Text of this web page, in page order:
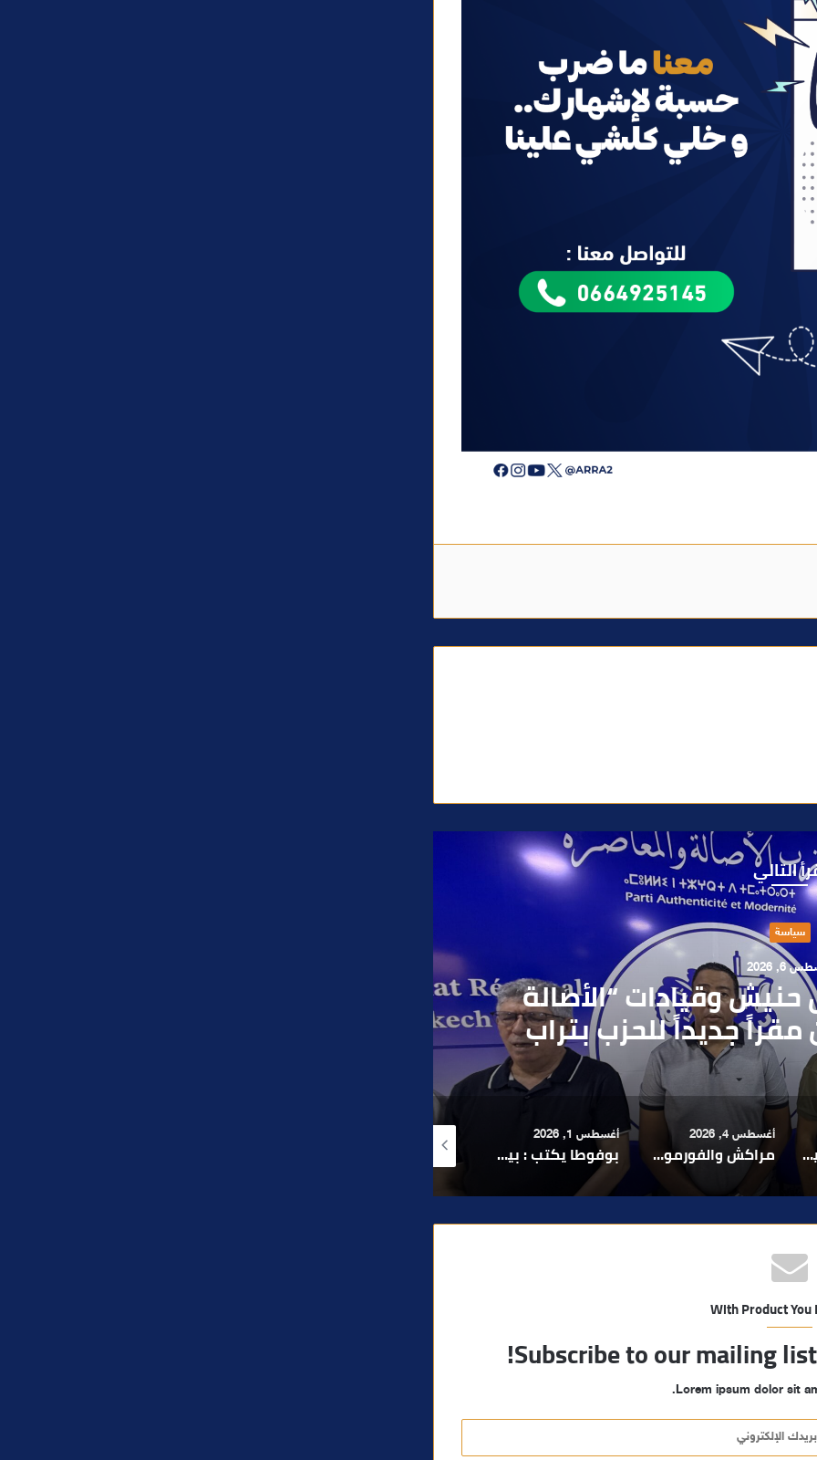
التالي
حوادث
4, 2026
أمن مراكش يطيح
في سرقة مسلحة..
في المنعرج الأخير؟
أغسطس 1, 2026
بوفوطا يكتب : بين صمت الحكومة وسباق الانتخابات… هل أصبحت إدارة الأزمات خارج أولويات الفاعلين السياسيين؟
أغسطس 6, 2026
رشيد نجاح يدق ناقوس الخطر بشأن تعثر الملفات الاستثمارية بمراكش ويدعو إلى تسريع المساطر الإدارية..
With Product You
Subscribe to our mailing
Lorem ipsum dolor sit